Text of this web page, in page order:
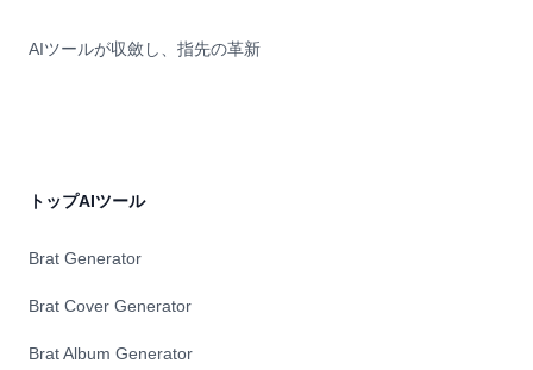
AIツールが収斂し、指先の革新
トップAIツール
Brat Generator
Brat Cover Generator
Brat Album Generator